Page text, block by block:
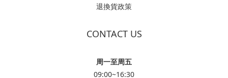
退換貨政策
CONTACT US
周一至周五
09:00~16:30